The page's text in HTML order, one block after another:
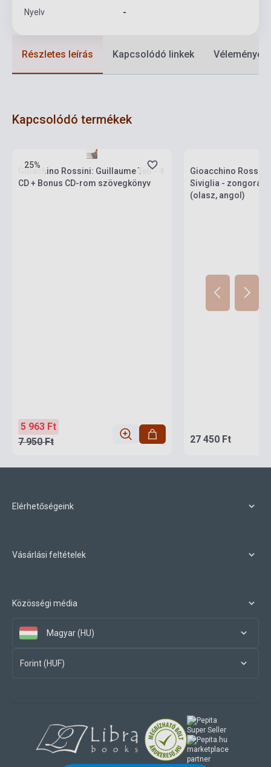
Nyelv -
Részletes leírás Kapcsolódó linkek Vélemények
Kapcsolódó termékek
25%
Gioachino Rossini: Guillaume Tell - 4
CD + Bonus CD-rom szövegkönyv
5 963 Ft
7 950 Ft
Gioacchino
Siviglia -
(olasz, angol)
27 450 Ft
Elérhetőségeink
Vásárlási feltételek
Közösségi média
Magyar (HU)
Forint (HUF)
marketplace
partner